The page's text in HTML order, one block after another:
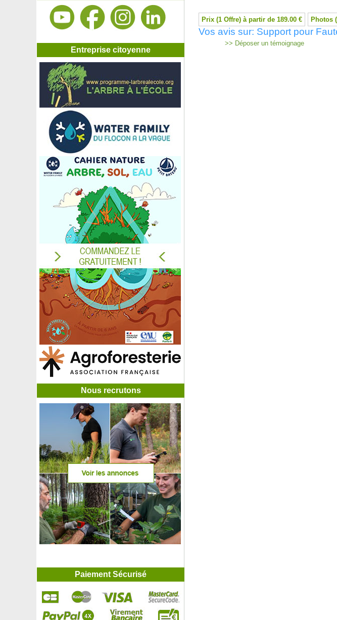
Entreprise citoyenne
Nous recrutons
Prix (1 Offre) à partir de 189.00 € Photos
Vos avis sur: Support pour
>> Déposer un témoignage
Paiement Sécurisé